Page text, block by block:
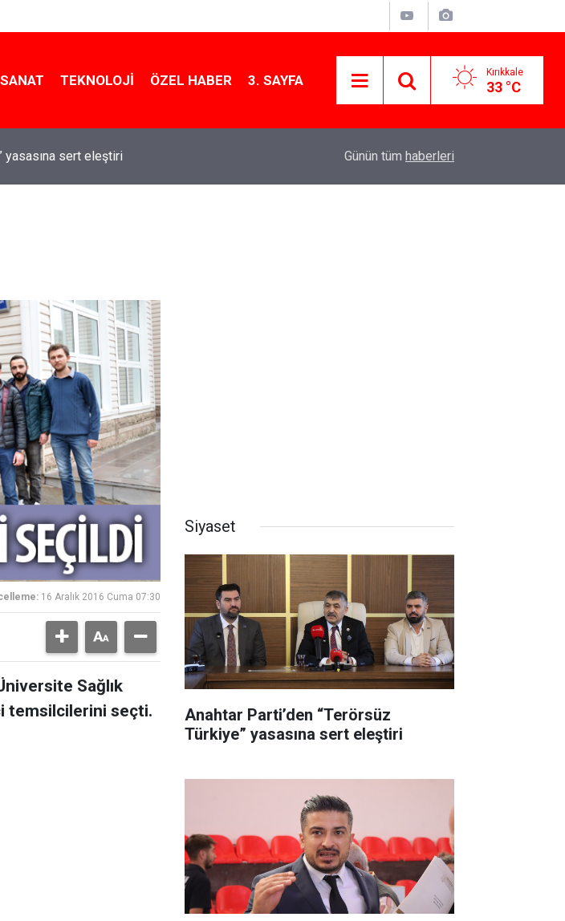
TEKNOLOJI ÖZEL HABER 3. SAYFA Kırıkkale
33 °C
yasasına sert eleştiri Kırıkkale’de hayvan hastalıklarına karşı
Günün tüm haberleri
16 Aralık 2016 Cuma 07:30
Sağlık
temsilcilerini seçti.
Siyaset
Anahtar Parti’den “Terörsüz
Türkiye” yasasına sert eleştiri